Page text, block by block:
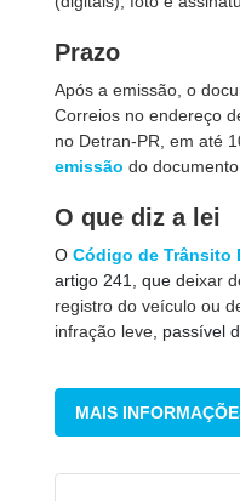
Prazo
Após a emissão, o
Correios no endereço
no Detran-PR, em até
emissão do documento.
O que diz a lei
O Código de Trânsito
artigo 241, que deixar
registro do veículo ou
infração leve , passível
MAIS